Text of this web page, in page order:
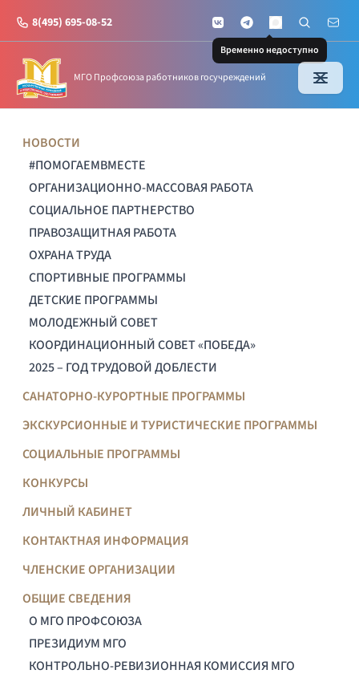
8(495) 695-08-52 VKontakteTelegramMAX
Временно недоступно
Поиск по
Почта
МГО Профсоюза работников госучреждений
НОВОСТИ
#ПОМОГАЕМВМЕСТЕ
ОРГАНИЗАЦИОННО-МАССОВАЯ РАБОТА
СОЦИАЛЬНОЕ ПАРТНЕРСТВО
ПРАВОЗАЩИТНАЯ РАБОТА
ОХРАНА ТРУДА
СПОРТИВНЫЕ ПРОГРАММЫ
ДЕТСКИЕ ПРОГРАММЫ
МОЛОДЕЖНЫЙ СОВЕТ
КООРДИНАЦИОННЫЙ СОВЕТ «ПОБЕДА»
2025 – ГОД ТРУДОВОЙ ДОБЛЕСТИ
САНАТОРНО-КУРОРТНЫЕ ПРОГРАММЫ
ЭКСКУРСИОННЫЕ И ТУРИСТИЧЕСКИЕ ПРОГРАММЫ
СОЦИАЛЬНЫЕ ПРОГРАММЫ
КОНКУРСЫ
ЛИЧНЫЙ КАБИНЕТ
КОНТАКТНАЯ ИНФОРМАЦИЯ
ЧЛЕНСКИЕ ОРГАНИЗАЦИИ
ОБЩИЕ СВЕДЕНИЯ
О МГО ПРОФСОЮЗА
ПРЕЗИДИУМ МГО
КОНТРОЛЬНО-РЕВИЗИОННАЯ КОМИССИЯ МГО